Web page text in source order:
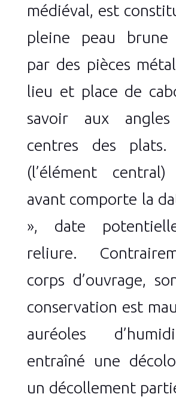
médiéval, est
pleine peau brune
par des pièces
lieu et place de
savoir aux
centres des plats.
(l’élément
avant comporte la
», date
reliure.
corps d’ouvrage,
conservation est
auréoles
entraîné une
un décollement